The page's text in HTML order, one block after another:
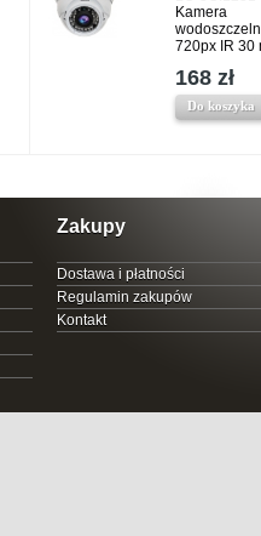
Kamera
720px IR 30
168 zł
Do koszyka
Zakupy
Dostawa i płatności
Regulamin zakupów
Kontakt